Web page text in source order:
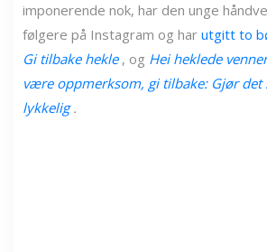
imponerende nok, har den unge
følgere på Instagram og har utgitt to
Gi tilbake hekle , og Hei heklede
være oppmerksom, gi tilbake: Gjør det
lykkelig .